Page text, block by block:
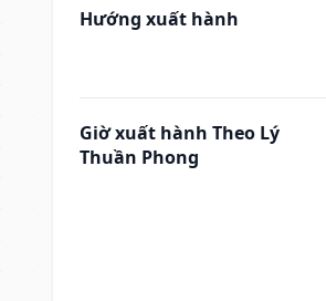
Hướng xuất hành
Giờ xuất hành Theo Lý
Thuần Phong